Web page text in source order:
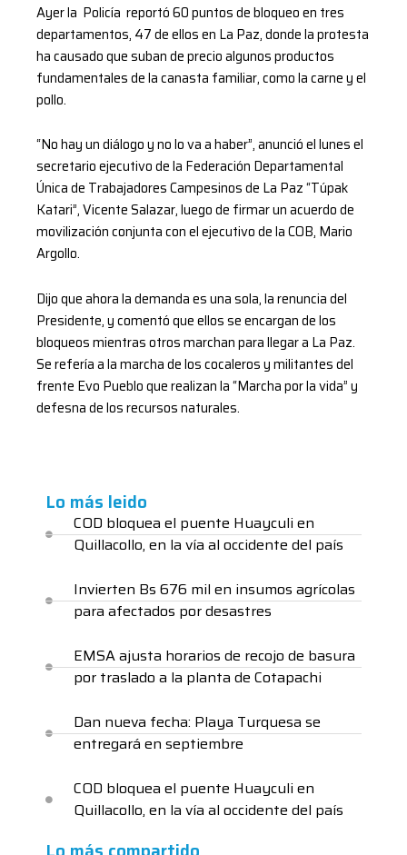
Ayer la Policía reportó 60 puntos de bloqueo en tres
departamentos, 47 de ellos en La Paz, donde la protesta
ha causado que suban de precio algunos productos
fundamentales de la canasta familiar, como la carne y el
pollo.
“No hay un diálogo y no lo va a haber”, anunció el lunes el
secretario ejecutivo de la Federación Departamental
Única de Trabajadores Campesinos de La Paz “Túpak
Katari”, Vicente Salazar, luego de firmar un acuerdo de
movilización conjunta con el ejecutivo de la COB, Mario
Argollo.
Dijo que ahora la demanda es una sola, la renuncia del
Presidente, y comentó que ellos se encargan de los
bloqueos mientras otros marchan para llegar a La Paz.
Se refería a la marcha de los cocaleros y militantes del
frente Evo Pueblo que realizan la “Marcha por la vida” y
defesna de los recursos naturales.
Lo más leido
COD bloquea el puente Huayculi en
Quillacollo, en la vía al occidente del país
Invierten Bs 676 mil en insumos agrícolas
para afectados por desastres
EMSA ajusta horarios de recojo de basura
por traslado a la planta de Cotapachi
Dan nueva fecha: Playa Turquesa se
entregará en septiembre
COD bloquea el puente Huayculi en
Quillacollo, en la vía al occidente del país